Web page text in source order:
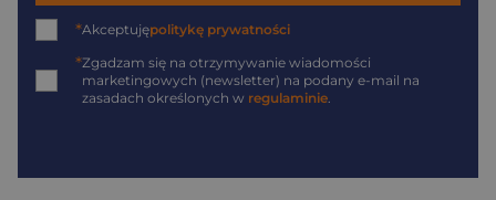
*Akceptujępolitykę prywatności
*Zgadzam się na otrzymywanie wiadomości
marketingowych (newsletter) na podany e-mail na
zasadach określonych w regulaminie.